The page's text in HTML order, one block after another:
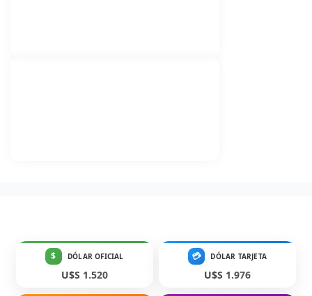
$ DÓLAR OFICIAL
U$S 1.520
💳 DÓLAR TARJETA
U$S 1.976